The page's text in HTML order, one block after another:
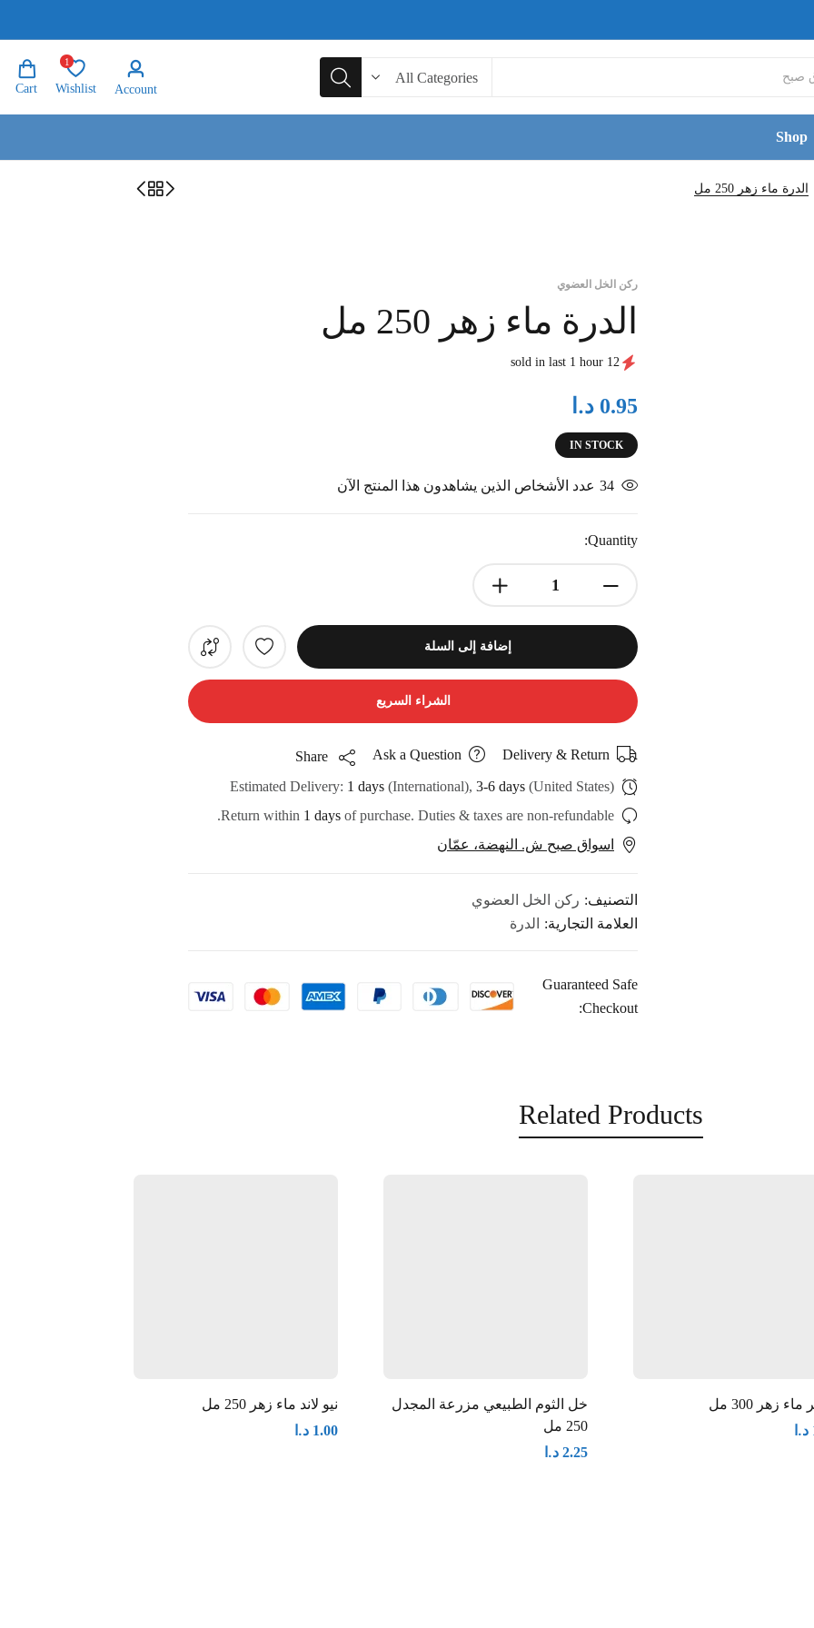
Account
1
Wishlist
Cart
Shop
الدرة ماء زهر 250 مل
ركن الخل العضوي
الدرة ماء زهر 250 مل
12 sold in last 1 hour
0.95 د.ا
IN STOCK
34 عدد الأشخاص الذين يشاهدون هذا المنتج الآن
Quantity:
إضافة إلى السلة
الشراء السريع
Delivery & Return
Ask a Question
Share
Estimated Delivery: 1 days (International), 3-6 days (United States)
Return within 1 days of purchase. Duties & taxes are non-refundable.
اسواق صبح ش. النهضة، عمّان
التصنيف: ركن الخل العضوي
العلامة التجارية:
الدرة
Guaranteed Safe
Checkout:
Related Products
زهر 300 مل
د.ا
خل الثوم الطبيعي مزرعة المجدل
250 مل
2.25 د.ا
نيو لاند ماء زهر 250 مل
1.00 د.ا